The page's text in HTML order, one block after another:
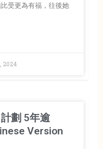
受更為有福，往後她
2024
劃 5年逾
Version